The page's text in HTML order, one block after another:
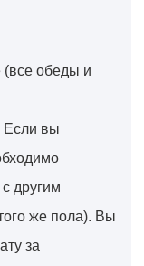
(все обеды и
Если вы
другим
же пола). Вы
за